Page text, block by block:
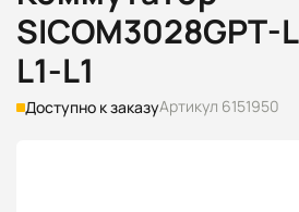
SICOM3028GPT-
L1-L1
Доступно к заказуАртикул 6151950